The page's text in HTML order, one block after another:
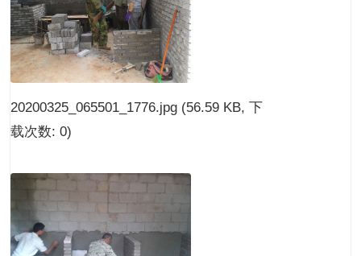
20200325_065501_1776.jpg (56.59 KB, 下
载次数: 0)